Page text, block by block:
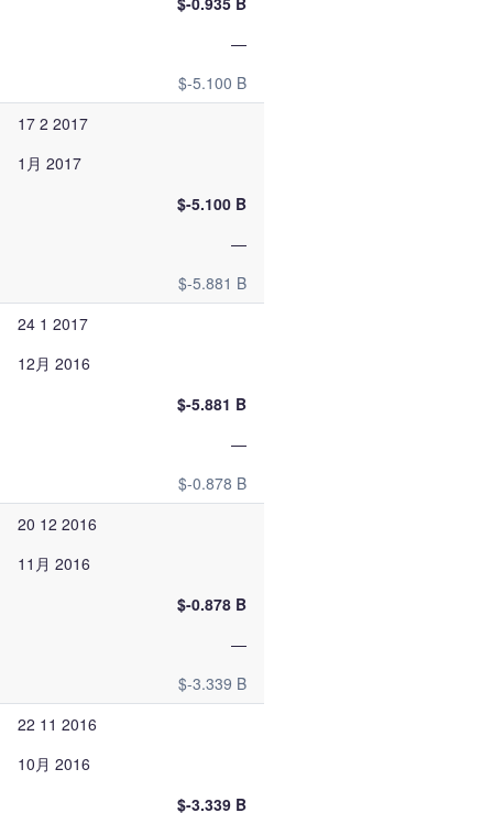
—
$-5.100 B
17 2 2017
1月 2017
$-5.100 B
—
$-5.881 B
24 1 2017
12月 2016
$-5.881 B
—
$-0.878 B
20 12 2016
11月 2016
$-0.878 B
—
$-3.339 B
22 11 2016
10月 2016
$-3.339 B